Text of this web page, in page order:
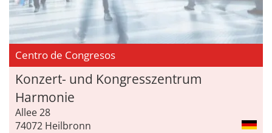
Centro de Congresos
Konzert- und Kongresszentrum
Harmonie
Allee 28
74072 Heilbronn